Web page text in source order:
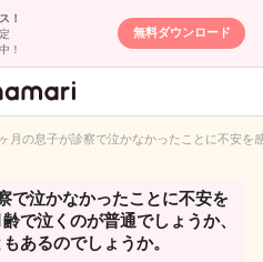
！
！
無料ダウンロード
匿名QA
月の息子が診察で泣かなかったことに不安を
で泣かなかったことに不安を
で泣くのが普通でしょうか、
あるのでしょうか。